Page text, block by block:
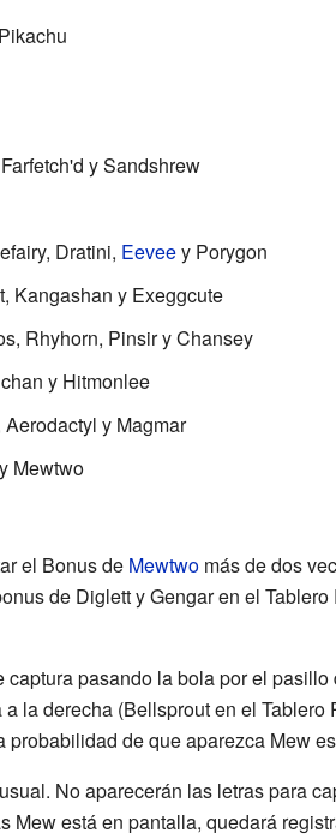
y Sandshrew
Dratini, Eeveey Porygon
Kangashan y Exeggcute
Rhyhorn, Pinsir y Chansey
y Hitmonlee
y Magmar
Mewtwo
el Bonus de Mewtwomás de dos
de Diglett y Gengar en el
pasando la bola por el
la derecha (Bellsprout en el
de que aparezca Mew
No aparecerán las letras para
está en pantalla, quedará